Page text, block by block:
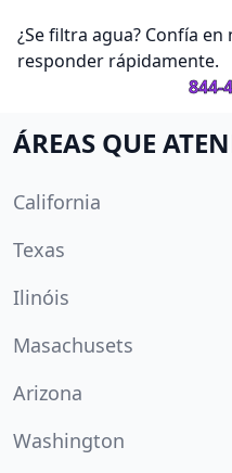
¿Se filtra agua? Confía
responder rápidamente.
844-
ÁREAS QUE
California
Texas
Ilinóis
Masachusets
Arizona
Washington